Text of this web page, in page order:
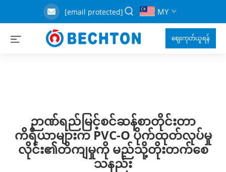
[email protected] MY
ဈေးကုတ်ယူရန်
ဉာဏ်ရည်မြင့်စင်ဆန်စာတိုင်းတာ
ကိရိယာများက PVC-O ပိုက်ထုတ်လုပ်မှု
လိုင်း၏တိကျမှုကို မည်သို့တိုးတက်စေ
သနည်း